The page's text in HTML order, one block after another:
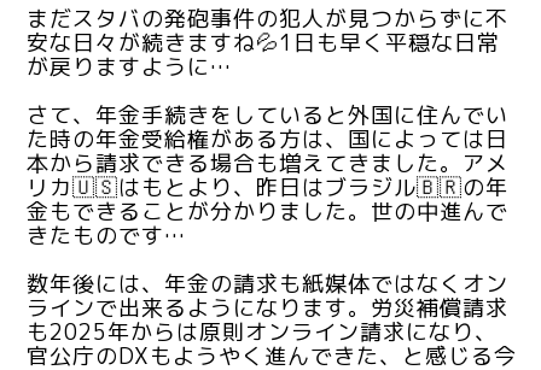
まだスタバの発砲事件の犯人が見つからずに不
安な日々が続きますね💦1日も早く平穏な日常
が戻りますように…
さて、年金手続きをしていると外国に住んでい
た時の年金受給権がある方は、国によっては日
本から請求できる場合も増えてきました。アメ
リカ🇺🇸はもとより、昨日はブラジル🇧🇷の年
金もできることが分かりました。世の中進んで
きたものです…
数年後には、年金の請求も紙媒体ではなくオン
ラインで出来るようになります。労災補償請求
も2025年からは原則オンライン請求になり、
官公庁のDXもようやく進んできた、と感じる今